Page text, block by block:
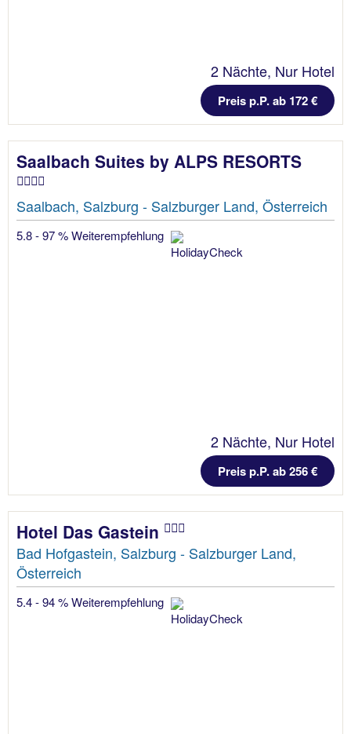
2 Nächte, Nur Hotel
Preis p.P. ab 172 €
Saalbach Suites by ALPS RESORTS
Saalbach, Salzburg - Salzburger Land, Österreich
5.8 - 97 % Weiterempfehlung
2 Nächte, Nur Hotel
Preis p.P. ab 256 €
Hotel Das Gastein
Bad Hofgastein, Salzburg - Salzburger Land,
Österreich
5.4 - 94 % Weiterempfehlung